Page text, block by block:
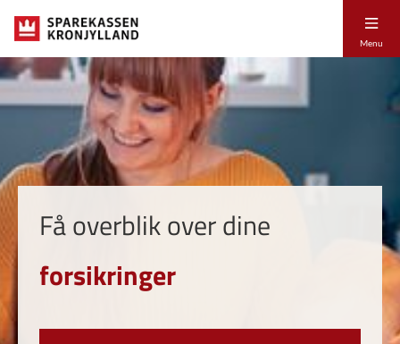
Menu
Få overblik over dine
forsikringer